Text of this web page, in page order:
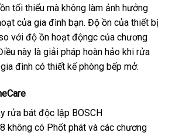
tối thiểu mà không làm ảnh hưởng
của gia đình bạn. Độ ồn của thiết bị
với độ ồn hoạt độngc của chương
này là giải pháp hoàn hảo khi rửa
đình có thiết kế phòng bếp mở.
rửa bát độc lập BOSCH
không có Phốt phát và các chương